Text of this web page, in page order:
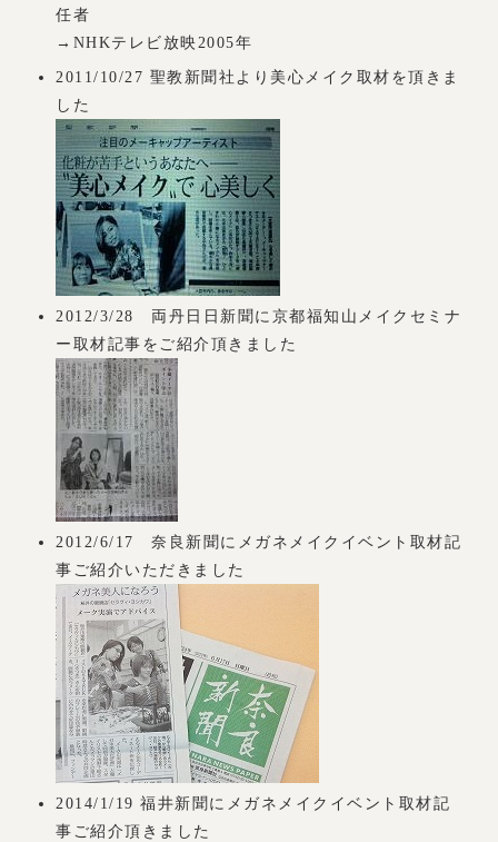
任者
→NHKテレビ放映2005年
2011/10/27 聖教新聞社より美心メイク取材を頂きま
した
2012/3/28 両丹日日新聞に京都福知山メイクセミナ
ー取材記事をご紹介頂きました
2012/6/17 奈良新聞にメガネメイクイベント取材記
事ご紹介いただきました
2014/1/19 福井新聞にメガネメイクイベント取材記
事ご紹介頂きました